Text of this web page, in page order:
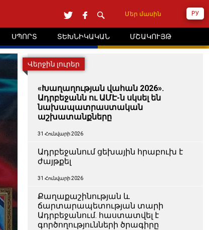
РУ
Մեր մասին
ՍՊՈՐՏ ՏԵԽՆԻԿԱԿԱՆ ՄՇԱԿՈՒՅԹ
Վերջին լուրեր
«Խաղաղության վահան 2026».
Ադրբեջանն ու ԱՄԷ-ն սկսել են
նախապատրաստական ​​
աշխատանքները
31 Հունվարի 2026
Ադրբեջանում ցեխային հրաբուխ է
ժայթքել
31 Հունվարի 2026
Քաղաքաշինության և
ճարտարապետության տարի
Ադրբեջանում. հաստատվել է
գործողությունների ծրագիրը